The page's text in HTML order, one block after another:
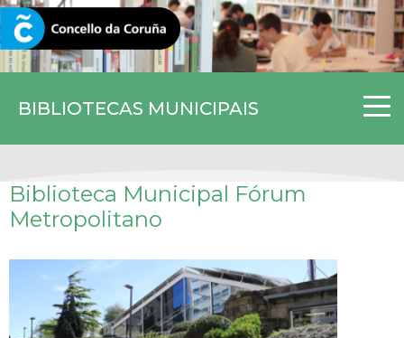
BIBLIOTECAS MUNICIPAIS
CORUNA.GAL
Biblioteca Municipal Fórum
Metropolitano